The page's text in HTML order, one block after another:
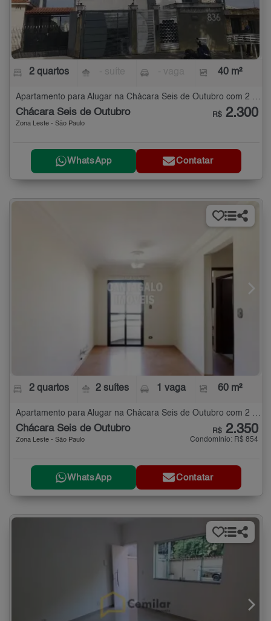
2 quartos 40 m²
Chácara Seis de Outubro
Zona Leste - São Paulo
R$ 2.300
WhatsApp Contatar
2 quartos 2 suítes 1 vaga 60 m²
Apartamento para Alugar na Chácara Seis de Outubro com 2 quartos - 60 m²
Chácara Seis de Outubro
Zona Leste - São Paulo
R$ 2.350
Condomínio: R$ 854
WhatsApp Contatar